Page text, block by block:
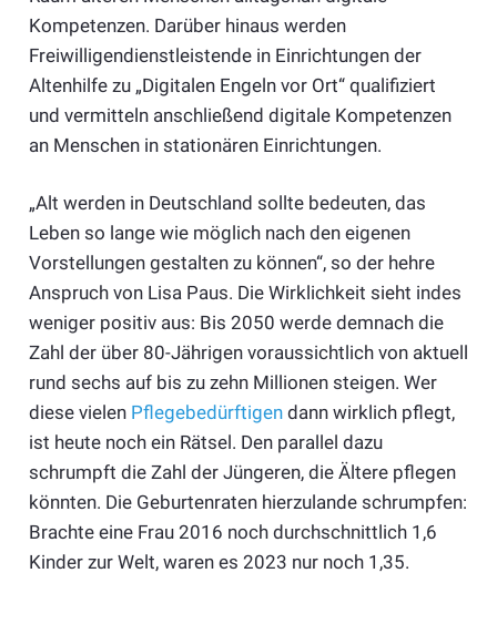
Kompetenzen. Darüber hinaus werden
Freiwilligendienstleistende in Einrichtungen der
Altenhilfe zu „Digitalen Engeln vor Ort“ qualifiziert
und vermitteln anschließend digitale Kompetenzen
an Menschen in stationären Einrichtungen.
„Alt werden in Deutschland sollte bedeuten, das
Leben so lange wie möglich nach den eigenen
Vorstellungen gestalten zu können“, so der hehre
Anspruch von Lisa Paus. Die Wirklichkeit sieht indes
weniger positiv aus: Bis 2050 werde demnach die
Zahl der über 80-Jährigen voraussichtlich von aktuell
rund sechs auf bis zu zehn Millionen steigen. Wer
diese vielen Pflegebedürftigendann wirklich pflegt,
ist heute noch ein Rätsel. Den parallel dazu
schrumpft die Zahl der Jüngeren, die Ältere pflegen
könnten. Die Geburtenraten hierzulande schrumpfen:
Brachte eine Frau 2016 noch durchschnittlich 1,6
Kinder zur Welt, waren es 2023 nur noch 1,35.